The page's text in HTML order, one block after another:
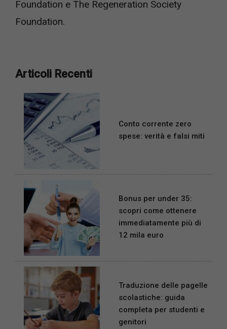
Foundation e The Regeneration Society
Foundation.
Articoli Recenti
Conto corrente zero
spese: verità e falsi miti
Bonus per under 35:
scopri come ottenere
immediatamente più di
12 mila euro
Traduzione delle pagelle
scolastiche: guida
completa per studenti e
genitori